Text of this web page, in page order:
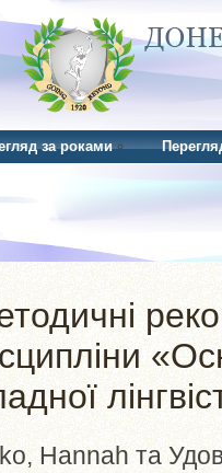
за роками
Hannah та